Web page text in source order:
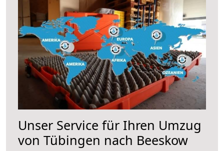
Unser Service für Ihren Umzug
von Tübingen nach Beeskow